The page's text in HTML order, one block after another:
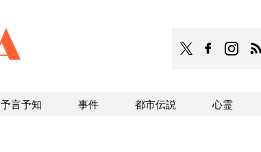
TOCANA
予言予知 事件 都市伝説 心霊